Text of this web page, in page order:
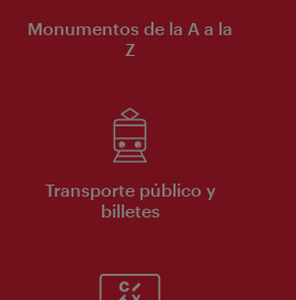
Monumentos de la A a la
Z
Transporte público y
billetes